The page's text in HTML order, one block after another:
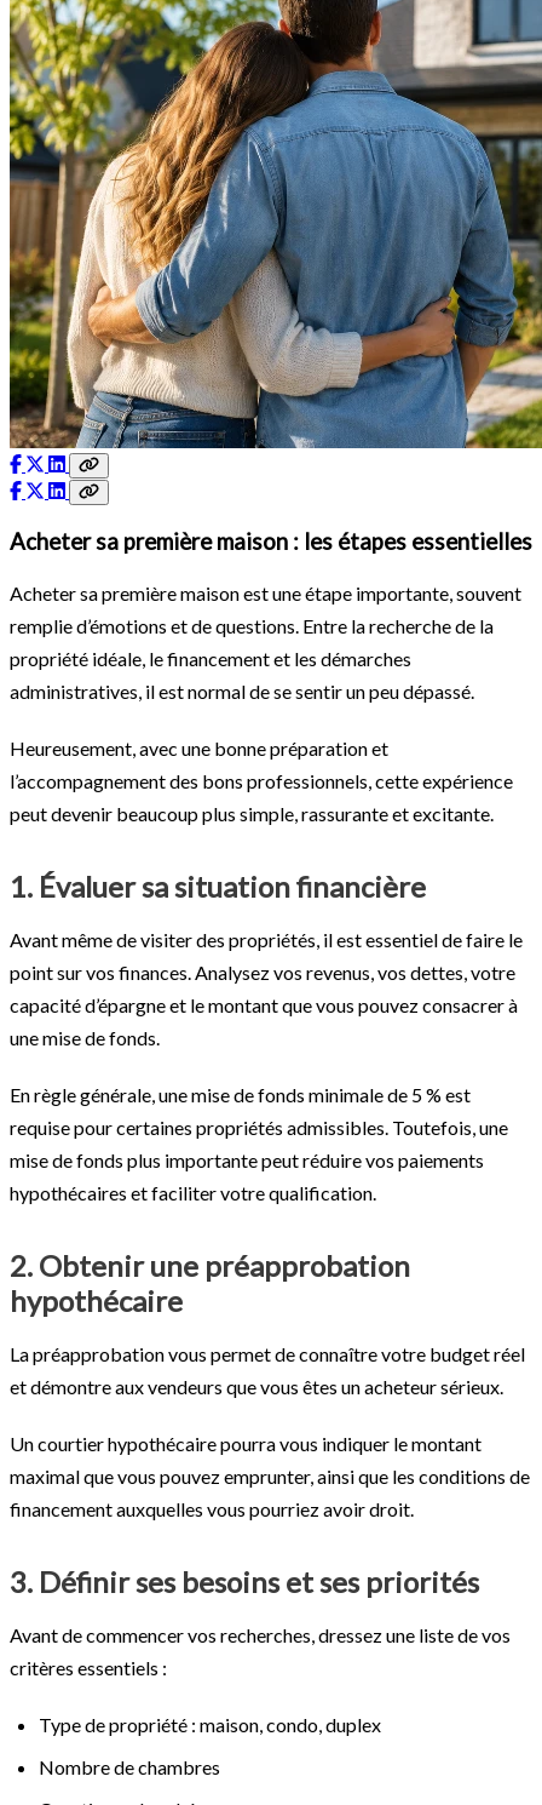
Acheter sa première maison : les étapes essentielles
Acheter sa première maison est une étape importante, souvent
remplie d’émotions et de questions. Entre la recherche de la
propriété idéale, le financement et les démarches
administratives, il est normal de se sentir un peu dépassé.
Heureusement, avec une bonne préparation et
l’accompagnement des bons professionnels, cette expérience
peut devenir beaucoup plus simple, rassurante et excitante.
1. Évaluer sa situation financière
Avant même de visiter des propriétés, il est essentiel de faire le
point sur vos finances. Analysez vos revenus, vos dettes, votre
capacité d’épargne et le montant que vous pouvez consacrer à
une mise de fonds.
En règle générale, une mise de fonds minimale de 5 % est
requise pour certaines propriétés admissibles. Toutefois, une
mise de fonds plus importante peut réduire vos paiements
hypothécaires et faciliter votre qualification.
2. Obtenir une préapprobation
hypothécaire
La préapprobation vous permet de connaître votre budget réel
et démontre aux vendeurs que vous êtes un acheteur sérieux.
Un courtier hypothécaire pourra vous indiquer le montant
maximal que vous pouvez emprunter, ainsi que les conditions de
financement auxquelles vous pourriez avoir droit.
3. Définir ses besoins et ses priorités
Avant de commencer vos recherches, dressez une liste de vos
critères essentiels :
Type de propriété : maison, condo, duplex
Nombre de chambres